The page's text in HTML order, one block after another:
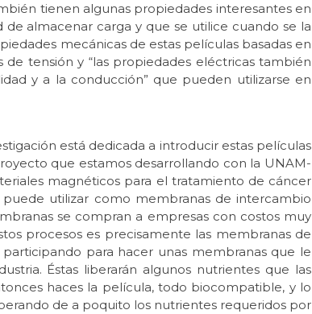
tienen algunas propiedades interesantes en
de almacenar carga y que se utilice cuando se la
mecánicas de estas películas basadas en
tensión y “las propiedades eléctricas también
y a la conducción” que pueden utilizarse en
está dedicada a introducir estas películas
que estamos desarrollando con la UNAM-
magnéticos para el tratamiento de cáncer
utilizar como membranas de intercambio
se compran a empresas con costos muy
procesos es precisamente las membranas de
para hacer unas membranas que le
Éstas liberarán algunos nutrientes que las
haces la película, todo biocompatible, y lo
de a poquito los nutrientes requeridos por